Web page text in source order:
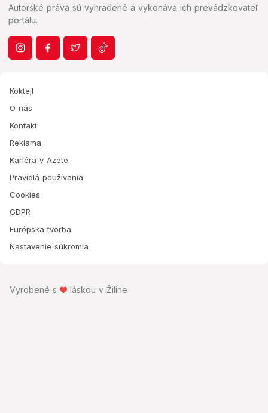
Autorské práva sú vyhradené a vykonáva ich prevádzkovateľ
portálu.
Koktejl
O nás
Kontakt
Reklama
Kariéra v Azete
Pravidlá používania
Cookies
GDPR
Európska tvorba
Nastavenie súkromia
Vyrobené s láskou v Žiline